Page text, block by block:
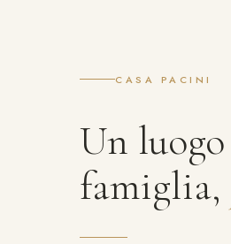
CASA PACINI
Un
famiglia,